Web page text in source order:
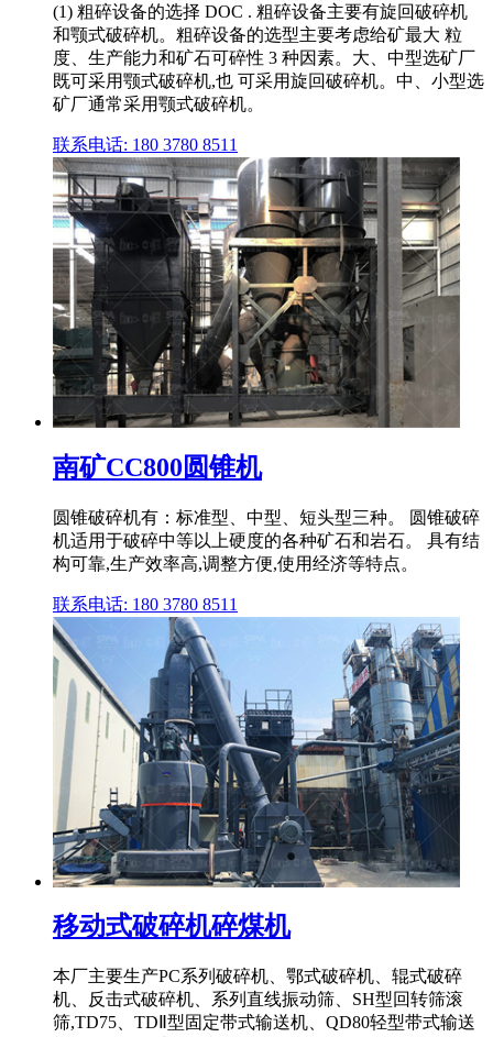
(1) 粗碎设备的选择 DOC . 粗碎设备主要有旋回破碎机
和颚式破碎机。粗碎设备的选型主要考虑给矿最大 粒
度、生产能力和矿石可碎性 3 种因素。大、中型选矿厂
既可采用颚式破碎机,也 可采用旋回破碎机。中、小型选
矿厂通常采用颚式破碎机。
联系电话: 180 3780 8511
南矿CC800圆锥机
圆锥破碎机有：标准型、中型、短头型三种。 圆锥破碎
机适用于破碎中等以上硬度的各种矿石和岩石。 具有结
构可靠,生产效率高,调整方便,使用经济等特点。
联系电话: 180 3780 8511
移动式破碎机碎煤机
本厂主要生产PC系列破碎机、鄂式破碎机、辊式破碎
机、反击式破碎机、系列直线振动筛、SH型回转筛滚
筛,TD75、TDⅡ型固定带式输送机、QD80轻型带式输送